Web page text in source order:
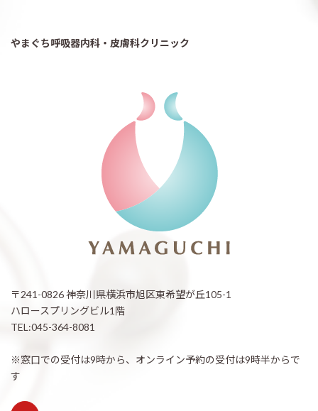
やまぐち呼吸器内科・皮膚科クリニック
〒241-0826 神奈川県横浜市旭区東希望が丘105-1
ハロースプリングビル1階
TEL:045-364-8081
※窓口での受付は9時から、オンライン予約の受付は9時半からで
す